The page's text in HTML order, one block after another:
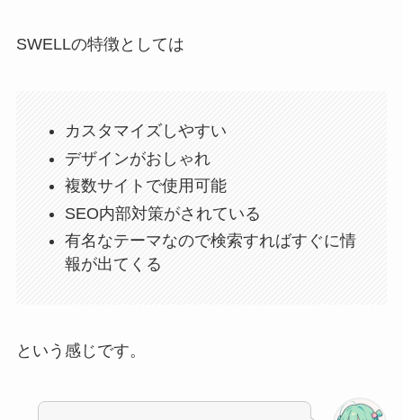
SWELLの特徴としては
カスタマイズしやすい
デザインがおしゃれ
複数サイトで使用可能
SEO内部対策がされている
有名なテーマなので検索すればすぐに情
報が出てくる
という感じです。